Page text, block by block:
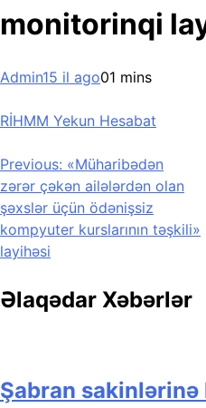
monitorinqi
Admin15 il ago01 mins
RİHMM Yekun Hesabat
Yazı
naviqasiyası
Previous: «Müharibədən
zərər çəkən ailələrdən olan
şəxslər üçün ödənişsiz
kompyuter kurslarının təşkili»
layihəsi
Əlaqədar Xəbərlər
Şabran sakinlərinə